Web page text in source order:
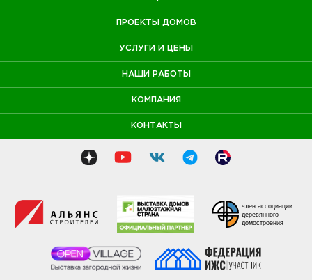
ПРОЕКТЫ ДОМОВ
УСЛУГИ И ЦЕНЫ
НАШИ РАБОТЫ
КОМПАНИЯ
КОНТАКТЫ
член ассоциации
деревянного
домостроения